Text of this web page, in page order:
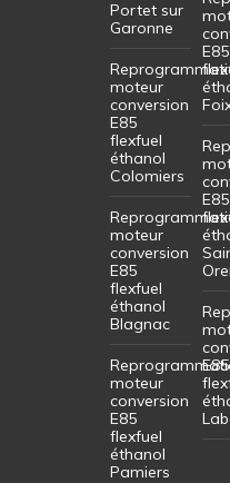
Portet sur
Garonne
moteur
conversion
E85
flexfuel
éthanol
Colomiers
moteur
conversion
E85
flexfuel
éthanol
Blagnac
moteur
conversion
E85
flexfuel
éthanol
Pamiers
E85
E85
E85